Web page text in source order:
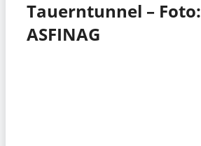
Tauerntunnel – Foto:
ASFINAG